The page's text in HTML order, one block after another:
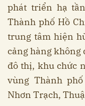
phát triển hạ
Thành phố Hồ
trung tâm hiện
cảng hàng không
đô thị, khu chức
vùng Thành
Nhơn Trạch,